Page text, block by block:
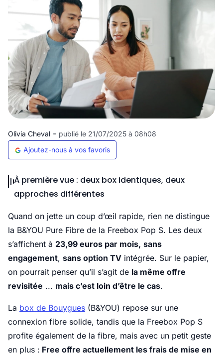
Olivia Cheval - publié le 21/07/2025 à 08h08
Ajoutez-nous à vos favoris
À première vue : deux box identiques, deux
approches différentes
Quand on jette un coup d’œil rapide, rien ne distingue
la B&YOU Pure Fibre de la Freebox Pop S. Les deux
s’affichent à 23,99 euros par mois, sans
engagement, sans option TV intégrée. Sur le papier,
on pourrait penser qu’il s’agit de la même offre
revisitée ... mais c’est loin d’être le cas.
La box de Bouygues (B&YOU) repose sur une
connexion fibre solide, tandis que la Freebox Pop S
profite également de la fibre, mais avec un petit geste
en plus : Free offre actuellement les frais de mise en